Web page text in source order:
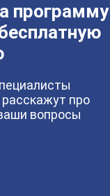
программу
про
вопросы